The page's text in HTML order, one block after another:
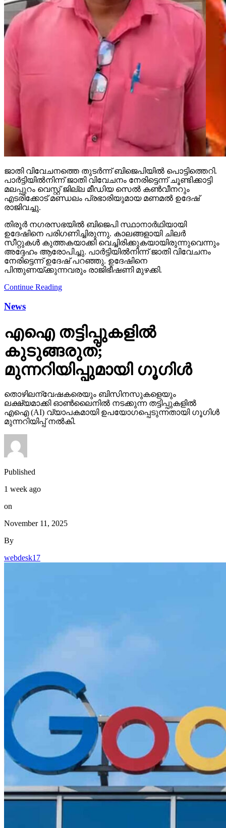
ജാതി വിവേചനത്തെ തുടര്‍ന്ന് ബിജെപിയില്‍ പൊട്ടിത്തെറി.
പാര്‍ട്ടിയില്‍നിന്ന് ജാതി വിവേചനം നേരിട്ടെന്ന് ചൂണ്ടിക്കാട്ടി
മലപ്പുറം വെസ്റ്റ് ജില്ല മീഡിയ സെല്‍ കണ്‍വീനറും
എടരിക്കോട് മണ്ഡലം പ്രഭാരിയുമായ മണമല്‍ ഉദേഷ്
രാജിവച്ചു.
തിരൂര്‍ നഗരസഭയില്‍ ബിജെപി സ്ഥാനാര്‍ഥിയായി
ഉദേഷിനെ പരിഗണിച്ചിരുന്നു. കാലങ്ങളായി ചിലര്‍
സീറ്റുകള്‍ കുത്തകയാക്കി വെച്ചിരിക്കുകയായിരുന്നുവെന്നും
അദ്ദേഹം ആരോപിച്ചു. പാര്‍ട്ടിയില്‍നിന്ന് ജാതി വിവേചനം
നേരിട്ടെന്ന് ഉദേഷ് പറഞ്ഞു. ഉദേഷിനെ
പിന്തുണയ്ക്കുന്നവരും രാജിഭീഷണി മുഴക്കി.
Continue Reading
News
എഐ തട്ടിപ്പുകളില്‍
കുടുങ്ങരുത്;
മുന്നറിയിപ്പുമായി ഗൂഗിള്‍
തൊഴിലന്വേഷകരെയും ബിസിനസുകളെയും
ലക്ഷ്യമാക്കി ഓണ്‍ലൈനില്‍ നടക്കുന്ന തട്ടിപ്പുകളില്‍
എഐ (AI) വ്യാപകമായി ഉപയോഗപ്പെടുന്നതായി ഗൂഗിള്‍
മുന്നറിയിപ്പ് നല്‍കി.
Published
1 week ago
on
November 11, 2025
By
webdesk17